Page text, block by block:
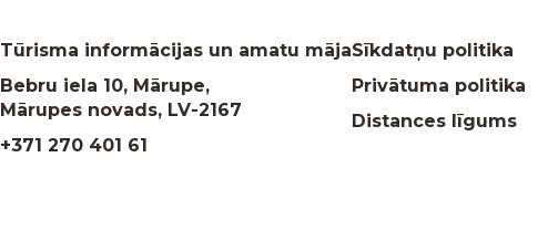
Tūrisma informācijas un amatu māja
Bebru iela 10, Mārupe,
Mārupes novads, LV-2167
+371 270 401 61
Sīkdatņu politika
Privātuma politika
Distances līgums